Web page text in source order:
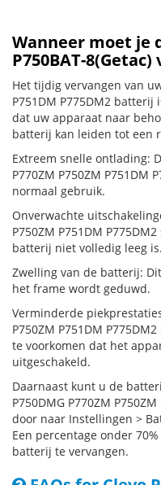
Wanneer moet je
P750BAT-
Het tijdig vervangen van
P751DM P775DM2
dat uw apparaat naar
batterij kan leiden tot een
Extreem snelle ontlading:
P770ZM P750ZM P751DM
normaal gebruik.
Onverwachte
P750ZM P751DM
batterij niet volledig leeg is.
Zwelling van de batterij:
het frame wordt geduwd.
Verminderde
P750ZM P751DM
te voorkomen dat het
uitgeschakeld.
Daarnaast kunt u de
P750DMG P770ZM
door naar Instellingen >
Een percentage onder
batterij te vervangen.